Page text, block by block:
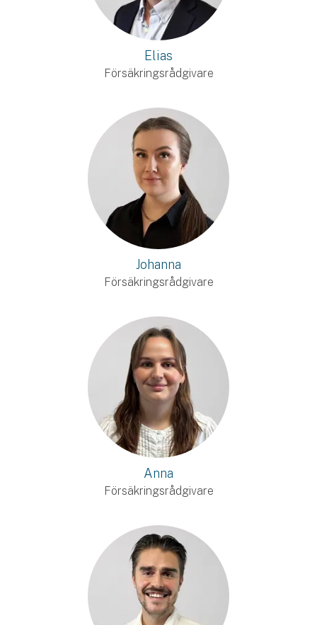
Elias
Försäkringsrådgivare
Johanna
Försäkringsrådgivare
Anna
Försäkringsrådgivare